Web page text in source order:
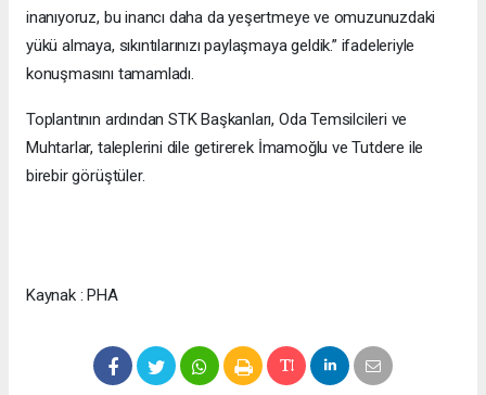
inanıyoruz, bu inancı daha da yeşertmeye ve omuzunuzdaki
yükü almaya, sıkıntılarınızı paylaşmaya geldik.” ifadeleriyle
konuşmasını tamamladı.
Toplantının ardından STK Başkanları, Oda Temsilcileri ve
Muhtarlar, taleplerini dile getirerek İmamoğlu ve Tutdere ile
birebir görüştüler.
Kaynak : PHA